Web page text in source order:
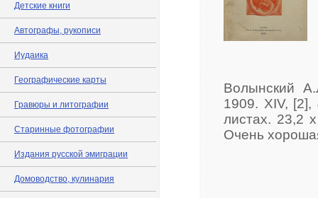
Детские книги
Автографы, рукописи
Иудаика
Географические карты
Гравюры и литографии
Старинные фотографии
Издания русской эмиграции
Домоводство, кулинария
Волынский
1909. XIV,
листах. 23,2
Очень